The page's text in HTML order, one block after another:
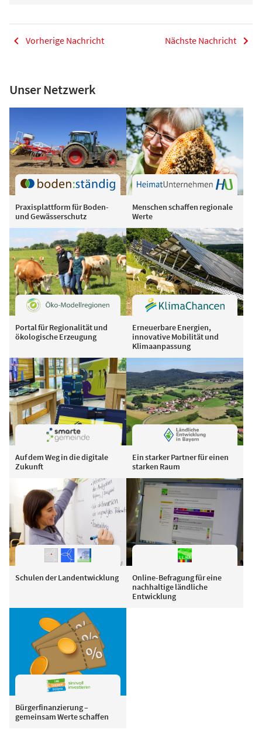
Vorherige Nachricht Nächste Nachricht
Unser Netzwerk
Praxisplattform für Boden-
und Gewässerschutz
Menschen schaffen regionale
Werte
Portal für Regionalität und
ökologische Erzeugung
Erneuerbare Energien,
innovative Mobilität und
Klimaanpassung
Auf dem Weg in die digitale
Zukunft
Ein starker Partner für einen
starken Raum
Schulen der Landentwicklung
Online-Befragung für eine
nachhaltige ländliche
Entwicklung
Bürgerfinanzierung –
gemeinsam Werte schaffen